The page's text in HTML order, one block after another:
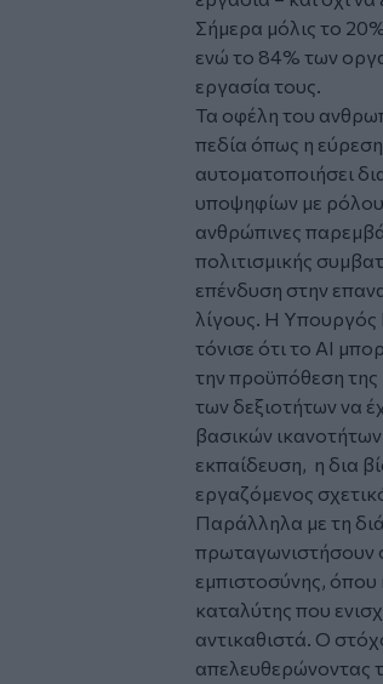
Σήμερα μόλις το
ενώ το 84% των
εργασία τους.
Τα οφέλη του
πεδία όπως η
αυτοματοποιήσει
υποψηφίων με
ανθρώπινες
πολιτισμικής
επένδυση στην
λίγους. Η Υπουργός
τόνισε ότι το AI
την προϋπόθεση
των δεξιοτήτων να
βασικών
εκπαίδευση, η δια
εργαζόμενος
Παράλληλα με τη
πρωταγωνιστήσουν
εμπιστοσύνης, όπου
καταλύτης που
αντικαθιστά. Ο
απελευθερώνοντας